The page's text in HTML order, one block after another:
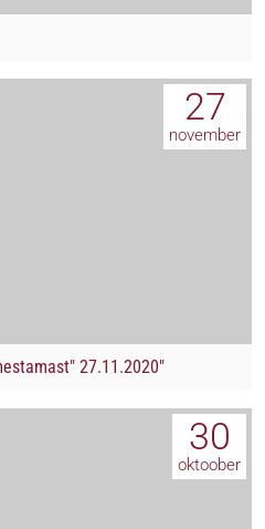
27
november
27.11.2020"
30
oktoober